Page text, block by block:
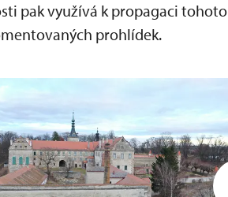
pak využívá k propagaci tohoto
prohlídek.